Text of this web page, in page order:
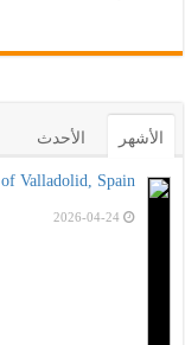
الأشهر الأحدث
Valladolid, Spain.
2026-04-24